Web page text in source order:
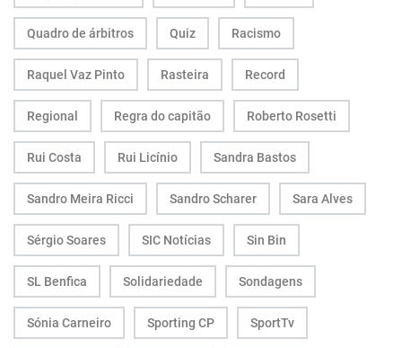
Quadro de árbitros Quiz Racismo
Raquel Vaz Pinto Rasteira Record
Regional Regra do capitão Roberto Rosetti
Rui Costa Rui Licínio Sandra Bastos
Sandro Meira Ricci Sandro Scharer Sara Alves
Sérgio Soares SIC Notícias Sin Bin
SL Benfica Solidariedade Sondagens
Sónia Carneiro Sporting CP SportTv